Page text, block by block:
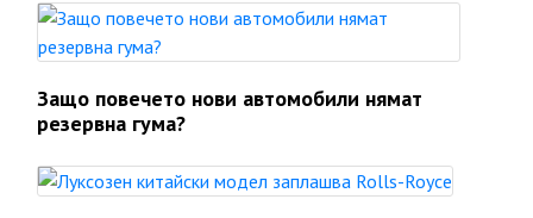
Защо повечето нови автомобили нямат
резервна гума?